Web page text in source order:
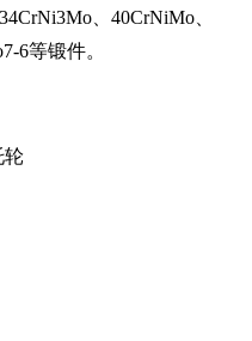
、40CrNiMo、
6等锻件。